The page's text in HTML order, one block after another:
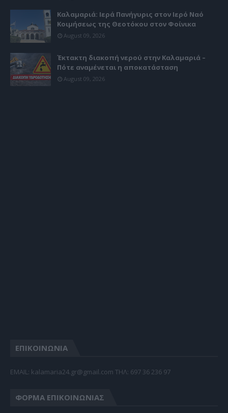
Καλαμαριά: Ιερά Πανήγυρις στον Ιερό Ναό
Κοιμήσεως της Θεοτόκου στον Φοίνικα
August 09, 2026
Έκτακτη διακοπή νερού στην Καλαμαριά –
Πότε αναμένεται η αποκατάσταση
August 09, 2026
ΕΠΙΚΟΙΝΩΝΙΑ
EMAIL: kalamaria24.gr@gmail.com TΗΛ: 697 36 236 97
ΦΌΡΜΑ ΕΠΙΚΟΙΝΩΝΊΑΣ